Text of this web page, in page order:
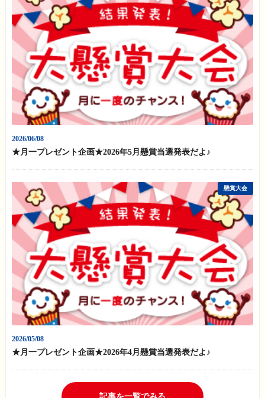
2026/06/08
★月一プレゼント企画★2026年5月懸賞当選発表だよ♪
2026/05/08
★月一プレゼント企画★2026年4月懸賞当選発表だよ♪
懸賞大会